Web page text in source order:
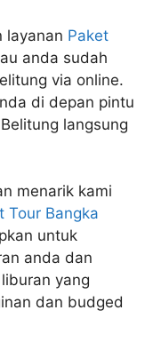
layanan Paket
anda sudah
via online.
di depan pintu
langsung
menarik kami
Tour Bangka
untuk
anda dan
yang
dan budged